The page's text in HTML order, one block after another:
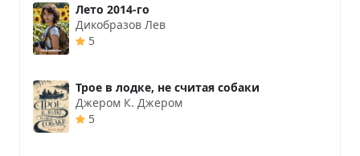
Лето 2014-го
Дикобразов Лев
5
Трое в лодке, не считая собаки
Джером К. Джером
5